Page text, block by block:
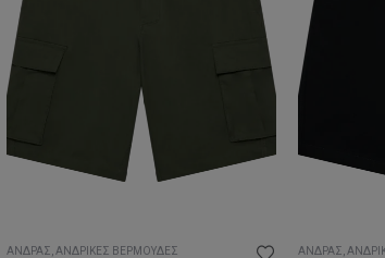
ΆΝΔΡΑΣ ΑΝΔΡΙΚΈΣ ΒΕΡΜΟΎΔΕΣ ΆΝΔΡΑΣ